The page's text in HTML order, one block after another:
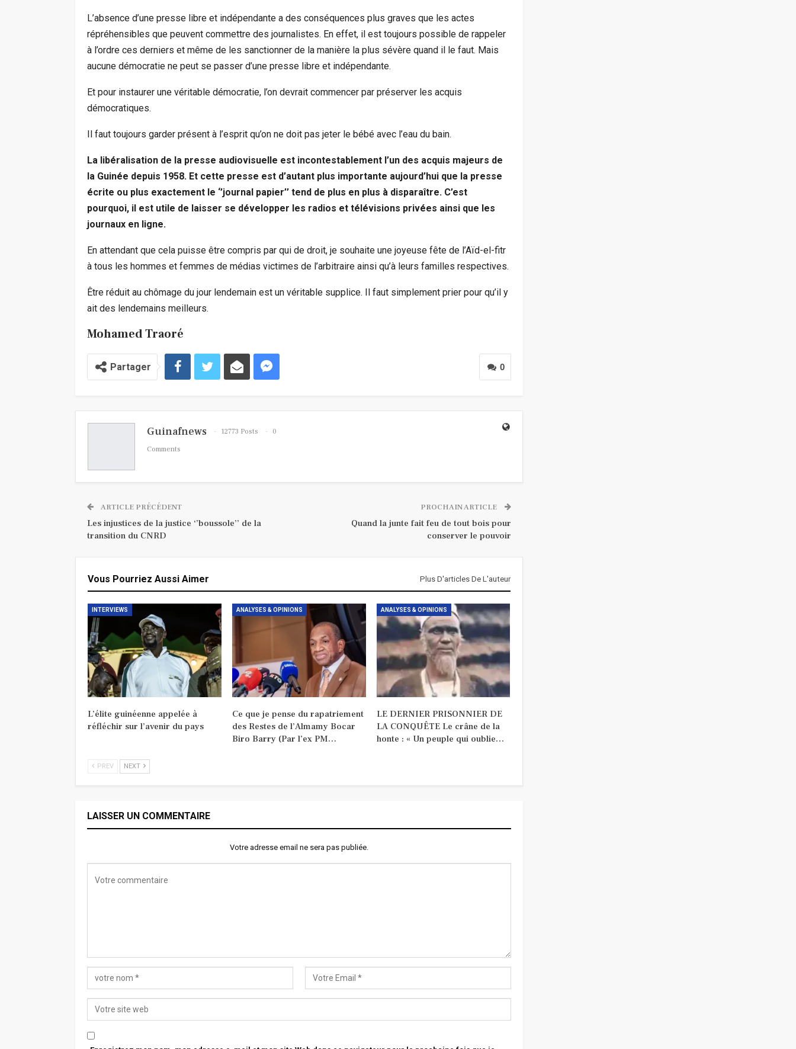
L’absence d’une presse libre et indépendante a des conséquences plus graves que les actes
répréhensibles que peuvent commettre des journalistes. En effet, il est toujours possible de rappeler
à l’ordre ces derniers et même de les sanctionner de la manière la plus sévère quand il le faut. Mais
aucune démocratie ne peut se passer d’une presse libre et indépendante.
Et pour instaurer une véritable démocratie, l’on devrait commencer par préserver les acquis
démocratiques.
Il faut toujours garder présent à l’esprit qu’on ne doit pas jeter le bébé avec l’eau du bain.
La libéralisation de la presse audiovisuelle est incontestablement l’un des acquis majeurs de
la Guinée depuis 1958. Et cette presse est d’autant plus importante aujourd’hui que la presse
écrite ou plus exactement le ‘’journal papier’’ tend de plus en plus à disparaître. C’est
pourquoi, il est utile de laisser se développer les radios et télévisions privées ainsi que les
journaux en ligne.
En attendant que cela puisse être compris par qui de droit, je souhaite une joyeuse fête de l’Aïd-el-fitr
à tous les hommes et femmes de médias victimes de l’arbitraire ainsi qu’à leurs familles respectives.
Être réduit au chômage du jour lendemain est un véritable supplice. Il faut simplement prier pour qu’il y
ait des lendemains meilleurs.
Mohamed Traoré
0
Partager
Guinafnews 12773 Posts
0
Comments
ARTICLE PRÉCÉDENT
Les injustices de la justice ‘’boussole’’ de la
transition du CNRD
PROCHAIN ARTICLE
Quand la junte fait feu de tout bois pour
conserver le pouvoir
Vous Pourriez Aussi Aimer Plus D'articles De L'auteur
INTERVIEWS
L’élite guinéenne appelée à
réfléchir sur l’avenir du pays
ANALYSES & OPINIONS
Ce que je pense du rapatriement
des Restes de l’Almamy Bocar
Biro Barry (Par l’ex PM…
ANALYSES & OPINIONS
LE DERNIER PRISONNIER DE
LA CONQUÊTE Le crâne de la
honte : « Un peuple qui oublie…
PREV NEXT
LAISSER UN COMMENTAIRE
Votre adresse email ne sera pas publiée.